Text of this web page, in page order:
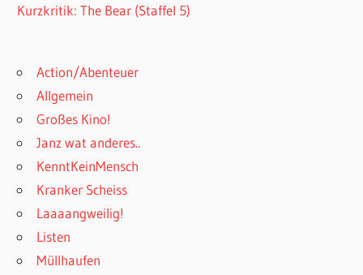
Kurzkritik: The Bear (Staffel 5)
Action/Abenteuer
Allgemein
Großes Kino!
Janz wat anderes..
KenntKeinMensch
Kranker Scheiss
Laaaangweilig!
Listen
Müllhaufen